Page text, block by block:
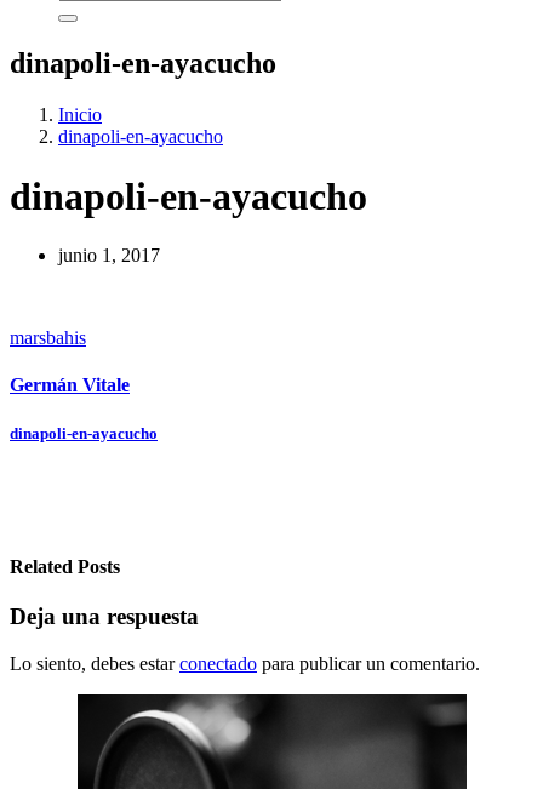
dinapoli-en-ayacucho
Inicio
dinapoli-en-ayacucho
dinapoli-en-ayacucho
junio 1, 2017
marsbahis
Germán Vitale
Navegación
dinapoli-en-ayacucho
Related Posts
Deja una respuesta
Lo siento, debes estarconectado para publicar un comentario.